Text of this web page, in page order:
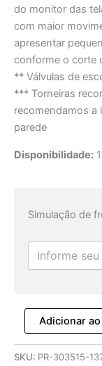
do monitor das
com maior
apresentar
conforme o corte
** Válvulas de
*** Torneiras
recomendamos a
parede
Disponibilidade:
Simulação de
Adicionar
SKU: PR-303515-